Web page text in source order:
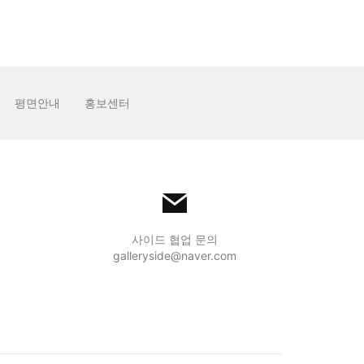
평면안내 홍보센터
사이드 협업 문의
galleryside@naver.com